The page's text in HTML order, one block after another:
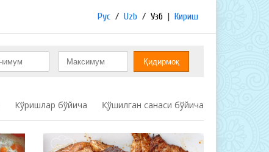
Рус / Uzb / Узб | Кириш
Кўришлар бўйича Қўшилган санаси бўйича